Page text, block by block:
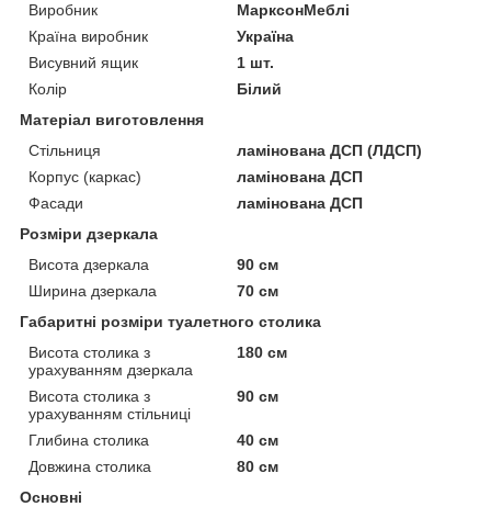
Виробник
МарксонМеблі
Країна виробник
Україна
Висувний ящик
1 шт.
Колір
Білий
Матеріал виготовлення
Стільниця
ламінована ДСП (ЛДСП)
Корпус (каркас)
ламінована ДСП
Фасади
ламінована ДСП
Розміри дзеркала
Висота дзеркала
90 см
Ширина дзеркала
70 см
Габаритні розміри туалетного столика
Висота столика з
урахуванням дзеркала
180 см
Висота столика з
урахуванням стільниці
90 см
Глибина столика
40 см
Довжина столика
80 см
Основні